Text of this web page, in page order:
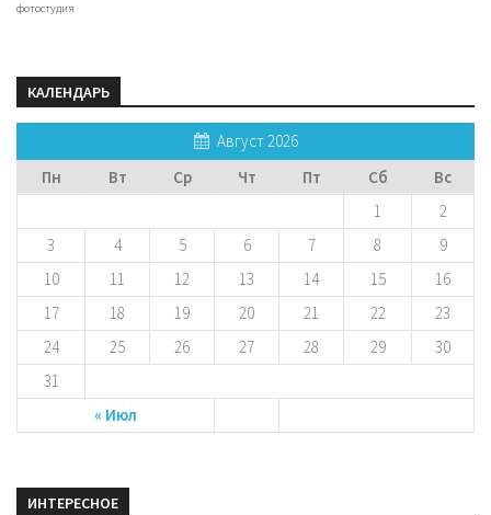
фотостудия
КАЛЕНДАРЬ
Август 2026
Пн
Вт Ср Чт Пт Сб Вс
« Июл
1
2
3
4 5 6 7 8
9
10
11 12 13 14 15
16
17
18 19 20 21 22
23
24
25 26 27 28 29
30
31
ИНТЕРЕСНОЕ